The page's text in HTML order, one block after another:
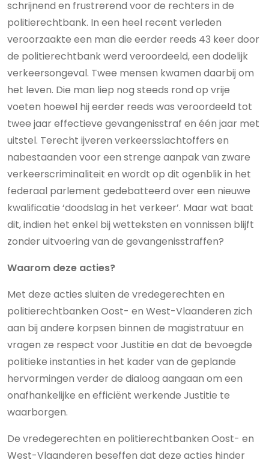
schrijnend en frustrerend voor de rechters in de
politierechtbank. In een heel recent verleden
veroorzaakte een man die eerder reeds 43 keer door
de politierechtbank werd veroordeeld, een dodelijk
verkeersongeval. Twee mensen kwamen daarbij om
het leven. Die man liep nog steeds rond op vrije
voeten hoewel hij eerder reeds was veroordeeld tot
twee jaar effectieve gevangenisstraf en één jaar met
uitstel. Terecht ijveren verkeersslachtoffers en
nabestaanden voor een strenge aanpak van zware
verkeerscriminaliteit en wordt op dit ogenblik in het
federaal parlement gedebatteerd over een nieuwe
kwalificatie ‘doodslag in het verkeer’. Maar wat baat
dit, indien het enkel bij wetteksten en vonnissen blijft
zonder uitvoering van de gevangenisstraffen?
Waarom deze acties?
Met deze acties sluiten de vredegerechten en
politierechtbanken Oost- en West-Vlaanderen zich
aan bij andere korpsen binnen de magistratuur en
vragen ze respect voor Justitie en dat de bevoegde
politieke instanties in het kader van de geplande
hervormingen verder de dialoog aangaan om een
onafhankelijke en efficiënt werkende Justitie te
waarborgen.
De vredegerechten en politierechtbanken Oost- en
West-Vlaanderen beseffen dat deze acties hinder